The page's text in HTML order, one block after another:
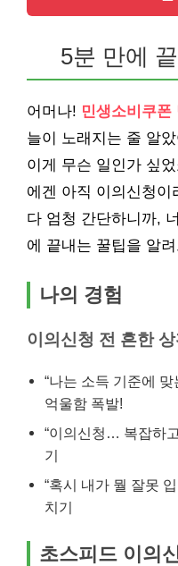
5분 만에
어머나! 민생소비쿠폰
늘이 노래지는 줄 알
이게 무슨 일인가 싶
에겐 아직 이의신청
다 엄청 간단하니까,
에 끝내는 꿀팁을 알
나의 경험
이의신청 전 흔한
“나는 소득 기준에
억울함 폭발!
“이의신청… 복잡하
기
“혹시 내가 뭘 잘못
치기
초스피드 이의